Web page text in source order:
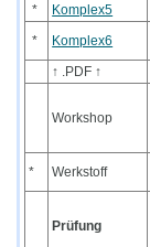
*
Komplex5
*
Komplex6
↑ .PDF ↑
Workshop
* Werkstoff
Prüfung